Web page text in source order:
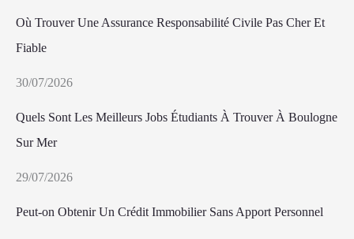
Où Trouver Une Assurance Responsabilité Civile Pas Cher Et
Fiable
30/07/2026
Quels Sont Les Meilleurs Jobs Étudiants À Trouver À Boulogne
Sur Mer
29/07/2026
Peut-on Obtenir Un Crédit Immobilier Sans Apport Personnel